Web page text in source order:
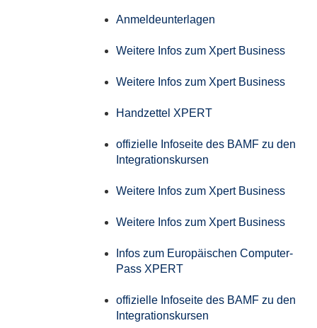
Anmeldeunterlagen
Weitere Infos zum Xpert Business
Weitere Infos zum Xpert Business
Handzettel XPERT
offizielle Infoseite des BAMF zu den
Integrationskursen
Weitere Infos zum Xpert Business
Weitere Infos zum Xpert Business
Infos zum Europäischen Computer-
Pass XPERT
offizielle Infoseite des BAMF zu den
Integrationskursen